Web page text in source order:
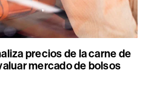
precios de la carne de
mercado de bolsos